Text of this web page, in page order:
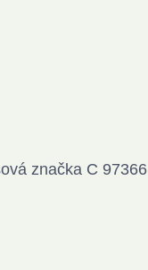
značka C 97366